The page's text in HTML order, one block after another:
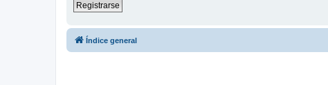
Registrarse
Índice general